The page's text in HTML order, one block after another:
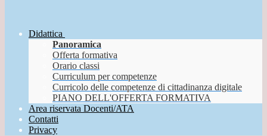
Didattica
Panoramica
Offerta formativa
Orario classi
Curriculum per competenze
Curricolo delle competenze di cittadinanza digitale
PIANO DELL'OFFERTA FORMATIVA
Area riservata Docenti/ATA
Contatti
Privacy